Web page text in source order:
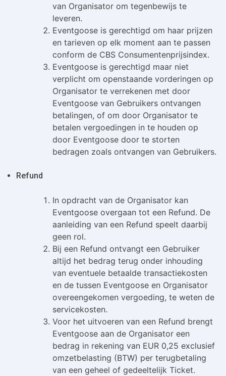
van Organisator om tegenbewijs te
leveren.
Eventgoose is gerechtigd om haar prijzen
en tarieven op elk moment aan te passen
conform de CBS Consumentenprijsindex.
Eventgoose is gerechtigd maar niet
verplicht om openstaande vorderingen op
Organisator te verrekenen met door
Eventgoose van Gebruikers ontvangen
betalingen, of om door Organisator te
betalen vergoedingen in te houden op
door Eventgoose door te storten
bedragen zoals ontvangen van Gebruikers.
Refund
In opdracht van de Organisator kan
Eventgoose overgaan tot een Refund. De
aanleiding van een Refund speelt daarbij
geen rol.
Bij een Refund ontvangt een Gebruiker
altijd het bedrag terug onder inhouding
van eventuele betaalde transactiekosten
en de tussen Eventgoose en Organisator
overeengekomen vergoeding, te weten de
servicekosten.
Voor het uitvoeren van een Refund brengt
Eventgoose aan de Organisator een
bedrag in rekening van EUR 0,25 exclusief
omzetbelasting (BTW) per terugbetaling
van een geheel of gedeeltelijk Ticket.